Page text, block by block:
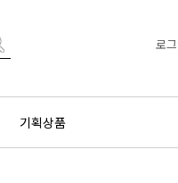
로
기획상품